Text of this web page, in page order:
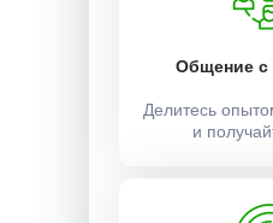
Общение с
Делитесь
и